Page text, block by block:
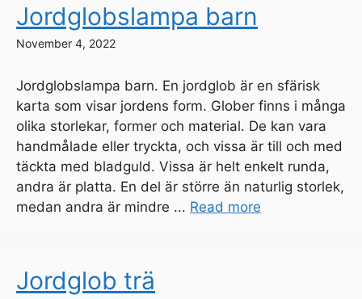
Jordglobslampa barn
November 4, 2022
Jordglobslampa barn. En jordglob är en sfärisk
karta som visar jordens form. Glober finns i många
olika storlekar, former och material. De kan vara
handmålade eller tryckta, och vissa är till och med
täckta med bladguld. Vissa är helt enkelt runda,
andra är platta. En del är större än naturlig storlek,
medan andra är mindre ... Read more
Jordglob trä